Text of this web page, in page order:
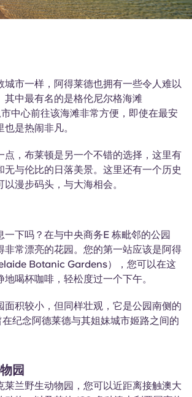
城市一样，阿得莱德也拥有一些令人难以
其中最有名的是格伦尼尔格海滩
市中心前往该海滩非常方便，即使在最安
是热闹非凡。
点，布莱顿是另一个不错的选择，这里有
无与伦比的日落美景。这里还有一个历史
漫步码头，与大海相会。
一下吗？在与中央商务E 栋毗邻的公园
非常漂亮的花园。您的第一站应该是阿得
Botanic Gardens），您可以在这
喝杯咖啡，轻松度过一个下午。
面积较小，但同样壮观，它是公园南侧的
纪念阿德莱德与其姐妹城市姬路之间的
园
莱兰野生动物园，您可以近距离接触澳大